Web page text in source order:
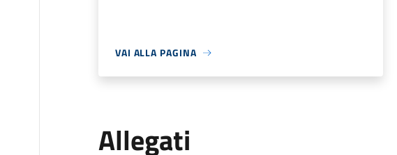
VAI ALLA PAGINA
Allegati